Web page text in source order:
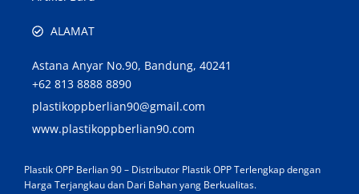
ALAMAT
Astana Anyar No.90, Bandung, 40241
+62 813 8888 8890
plastikoppberlian90@gmail.com
www.plastikoppberlian90.com
Plastik OPP Berlian 90 – Distributor Plastik OPP Terlengkap dengan
Harga Terjangkau dan Dari Bahan yang Berkualitas.